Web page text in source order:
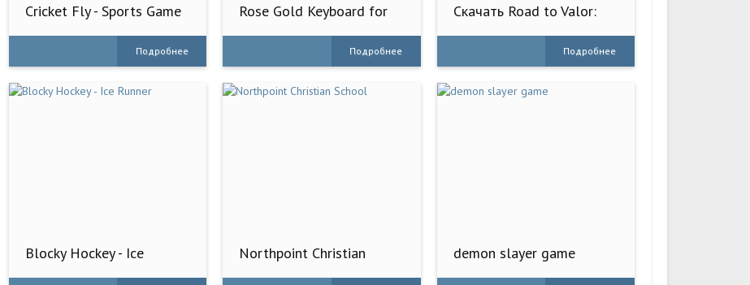
Cricket Fly - Sports Game
Подробнее
Rose Gold Keyboard for
Подробнее
Скачать Road to Valor:
монет) на АндроидПодробнее
Blocky Hockey - Ice
Northpoint Christian
demon slayer game